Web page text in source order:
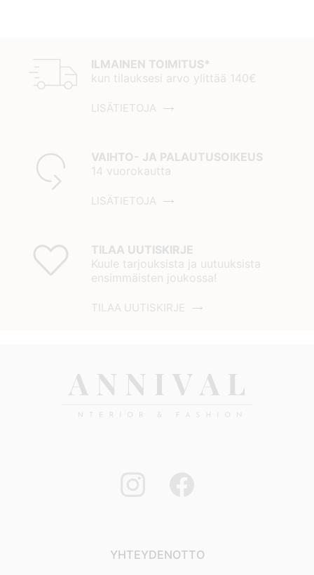
ILMAINEN TOIMITUS*
kun tilauksesi arvo ylittää 140€
LISÄTIETOJA
VAIHTO- JA PALAUTUSOIKEUS
14 vuorokautta
LISÄTIETOJA
TILAA UUTISKIRJE
Kuule tarjouksista ja uutuuksista
ensimmäisten joukossa!
TILAA UUTISKIRJE
YHTEYDENOTTO